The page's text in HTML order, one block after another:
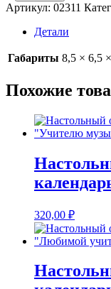
Артикул: 02311
Детали
Габариты 8,5 × 6,5
Похожие
320,00 ₽